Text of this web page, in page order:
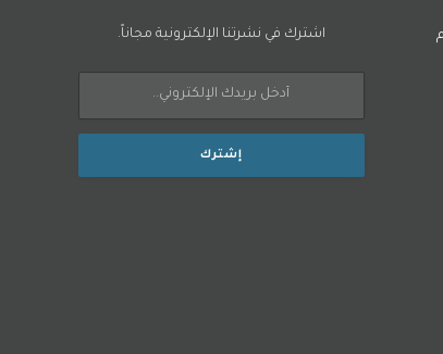
اشترك في نشرتنا الإلكترونية مجاناً.